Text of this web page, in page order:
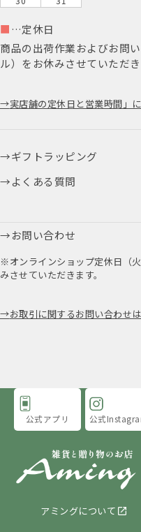
■ …定休日
商品の出荷作業およびお問
ル）をお休みさせていただき
実店舗の定休日と営業時間」
ギフトラッピング
よくある質問
お問い合わせ
※オンラインショップ定休日（
みさせていただきます。
お取引に関するお問い合わせ
アミングについて
公式アプリ 公式